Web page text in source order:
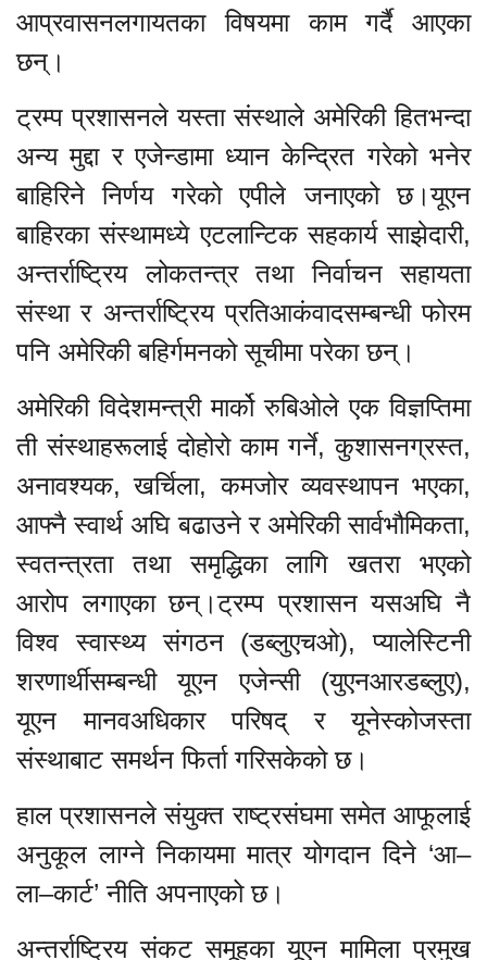
आप्रवासनलगायतका विषयमा काम गर्दै आएका
छन्।
ट्रम्प प्रशासनले यस्ता संस्थाले अमेरिकी हितभन्दा
अन्य मुद्दा र एजेन्डामा ध्यान केन्द्रित गरेको भनेर
बाहिरिने निर्णय गरेको एपीले जनाएको छ।यूएन
बाहिरका संस्थामध्ये एटलान्टिक सहकार्य साझेदारी,
अन्तर्राष्ट्रिय लोकतन्त्र तथा निर्वाचन सहायता
संस्था र अन्तर्राष्ट्रिय प्रतिआकंवादसम्बन्धी फोरम
पनि अमेरिकी बहिर्गमनको सूचीमा परेका छन्।
अमेरिकी विदेशमन्त्री मार्को रुबिओले एक विज्ञप्तिमा
ती संस्थाहरूलाई दोहोरो काम गर्ने, कुशासनग्रस्त,
अनावश्यक, खर्चिला, कमजोर व्यवस्थापन भएका,
आफ्नै स्वार्थ अघि बढाउने र अमेरिकी सार्वभौमिकता,
स्वतन्त्रता तथा समृद्धिका लागि खतरा भएको
आरोप लगाएका छन्।ट्रम्प प्रशासन यसअघि नै
विश्व स्वास्थ्य संगठन (डब्लुएचओ), प्यालेस्टिनी
शरणार्थीसम्बन्धी यूएन एजेन्सी (युएनआरडब्लुए),
यूएन मानवअधिकार परिषद् र यूनेस्कोजस्ता
संस्थाबाट समर्थन फिर्ता गरिसकेको छ।
हाल प्रशासनले संयुक्त राष्ट्रसंघमा समेत आफूलाई
अनुकूल लाग्ने निकायमा मात्र योगदान दिने ‘आ–
ला–कार्ट’ नीति अपनाएको छ।
अन्तर्राष्ट्रिय संकट समूहका यूएन मामिला प्रमुख